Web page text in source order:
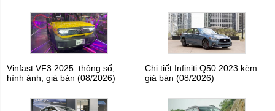
Vinfast VF3 2025: thông số,
hình ảnh, giá bán (08/2026)
Chi tiết Infiniti Q50 2023 kèm
giá bán (08/2026)